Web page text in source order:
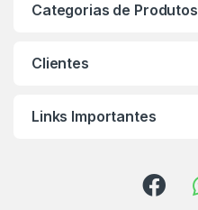
Categorias de Produtos
Clientes
Links Importantes